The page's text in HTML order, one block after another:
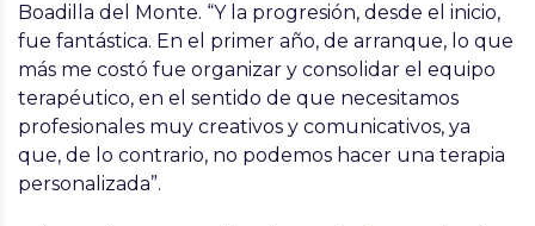
Boadilla del Monte. “Y la progresión, desde el inicio,
fue fantástica. En el primer año, de arranque, lo que
más me costó fue organizar y consolidar el equipo
terapéutico, en el sentido de que necesitamos
profesionales muy creativos y comunicativos, ya
que, de lo contrario, no podemos hacer una terapia
personalizada”.